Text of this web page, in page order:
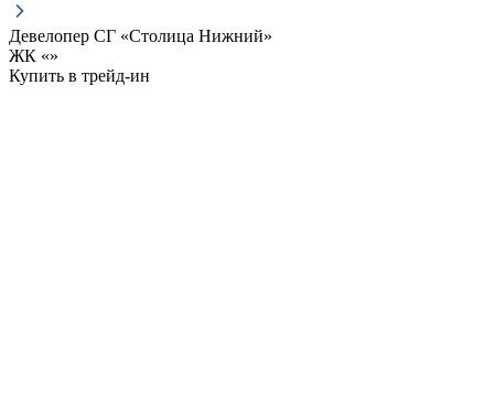
Девелопер СГ «Столица Нижний»
ЖК «»
Купить в трейд-ин